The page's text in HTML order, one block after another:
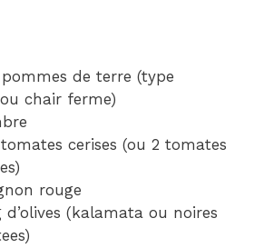
de terre (type
chair ferme)
cerises (ou 2 tomates
rouge
d’olives (kalamata ou noires